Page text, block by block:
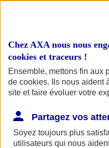
Chez AXA nous nous
cookies et traceurs !
Ensemble, mettons fin aux
de cookies. Ils nous aident
site et faire évoluer votre
Partagez vos
Soyez toujours plus
utilisateurs qui nous